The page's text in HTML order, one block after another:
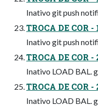
Inativo git push
TROCA DE COR
Inativo git push
TROCA DE COR
Inativo LOAD BAL.
TROCA DE COR
Inativo LOAD BAL.